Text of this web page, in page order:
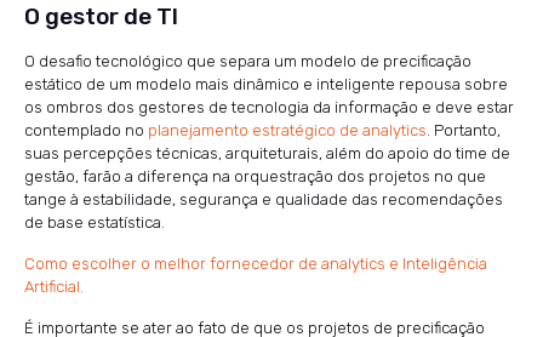
O gestor de TI
O desafio tecnológico que separa um modelo de precificação
estático de um modelo mais dinâmico e inteligente repousa sobre
os ombros dos gestores de tecnologia da informação e deve estar
contemplado no planejamento estratégico de analytics . Portanto,
suas percepções técnicas, arquiteturais, além do apoio do time de
gestão, farão a diferença na orquestração dos projetos no que
tange à estabilidade, segurança e qualidade das recomendações
de base estatística.
Como escolher o melhor fornecedor de analytics e Inteligência
Artificial.
É importante se ater ao fato de que os projetos de precificação